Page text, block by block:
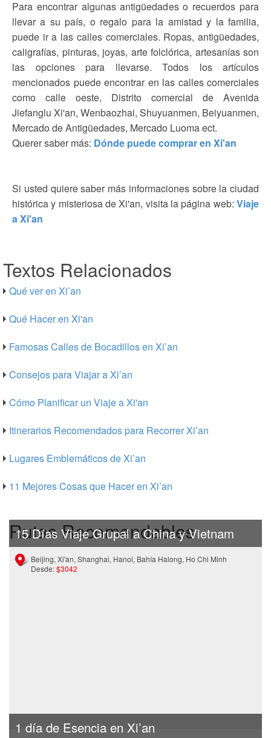
Para encontrar algunas antigüedades o recuerdos para
llevar a su país, o regalo para la amistad y la familia,
puede ir a las calles comerciales. Ropas, antigüedades,
caligrafías, pinturas, joyas, arte folclórica, artesanías son
las opciones para llevarse. Todos los artículos
mencionados puede encontrar en las calles comerciales
como calle oeste, Distrito comercial de Avenida
Jiefanglu Xi'an, Wenbaozhai, Shuyuanmen, Beiyuanmen,
Mercado de Antigüedades, Mercado Luoma ect.
Querer saber más: Dónde puede comprar en Xi'an
Si usted quiere saber más informaciones sobre la ciudad
histórica y misteriosa de Xi'an, visita la página web: Viaje
a Xi'an
Textos Relacionados
Qué ver en Xi’an
Qué Hacer en Xi'an
Famosas Calles de Bocadillos en Xi’an
Consejos para Viajar a Xi’an
Cómo Planificar un Viaje a Xi'an
Itinerarios Recomendados para Recorrer Xi’an
Lugares Emblemáticos de Xi’an
11 Mejores Cosas que Hacer en Xi’an
Rutas Recomendables
15 Días Viaje Grupal a China y Vietnam
Beijing, Xi'an, Shanghai, Hanoi, Bahía Halong, Ho Chi Minh
Desde:$3042
1 día de Esencia en Xi’an